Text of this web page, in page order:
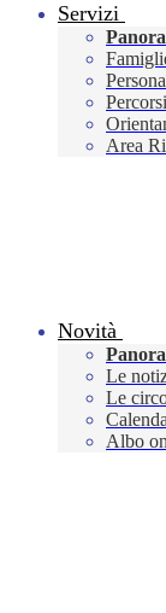
Servizi
Area
Novità
Le
Le
Albo